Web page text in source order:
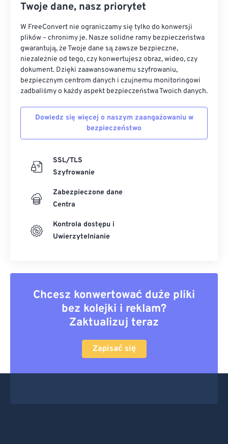
Twoje dane, nasz priorytet
W FreeConvert nie ograniczamy się tylko do konwersji
plików – chronimy je. Nasze solidne ramy bezpieczeństwa
gwarantują, że Twoje dane są zawsze bezpieczne,
niezależnie od tego, czy konwertujesz obraz, wideo, czy
dokument. Dzięki zaawansowanemu szyfrowaniu,
bezpiecznym centrom danych i czujnemu monitoringowi
zadbaliśmy o każdy aspekt bezpieczeństwa Twoich danych.
Dowiedz się więcej o naszym zaangażowaniu w
bezpieczeństwo
SSL/TLS
Szyfrowanie
Zabezpieczone dane
Centra
Kontrola dostępu i
Uwierzytelnianie
Chcesz konwertować duże pliki
bez kolejki i reklam?
Zaktualizuj teraz
Zapisać się